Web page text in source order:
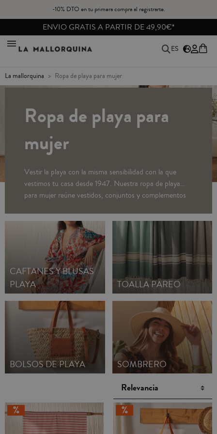
-10% DTO en tu primera compra al registrarte.
REBAJAS HASTA -40%
ES
la mallorquina ropa de playa para mujer
Ropa de playa para
mujer
Vestir la playa con la misma sensibilidad con la que
vestimos tu casa desde 1947. Nuestra ropa de playa
para mujer reúne vestidos, conjuntos y complementos
para acompañarte del primer baño al paseo del
atardecer. Porque las cosas sencillas, bien hechas, son
las más bellas.
CAFTANES Y BLUSAS
PLAYA
TOALLA PAREO
BOLSOS DE PLAYA SOMBRERO